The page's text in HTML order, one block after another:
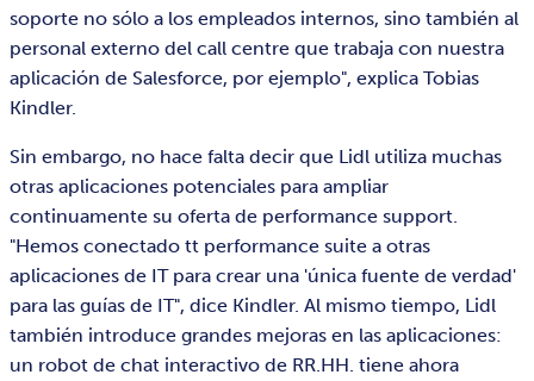
soporte no sólo a los empleados internos, sino también al
personal externo del call centre que trabaja con nuestra
aplicación de Salesforce, por ejemplo", explica Tobias
Kindler.
Sin embargo, no hace falta decir que Lidl utiliza muchas
otras aplicaciones potenciales para ampliar
continuamente su oferta de performance support.
"Hemos conectado tt performance suite a otras
aplicaciones de IT para crear una 'única fuente de verdad'
para las guías de IT", dice Kindler. Al mismo tiempo, Lidl
también introduce grandes mejoras en las aplicaciones:
un robot de chat interactivo de RR.HH. tiene ahora